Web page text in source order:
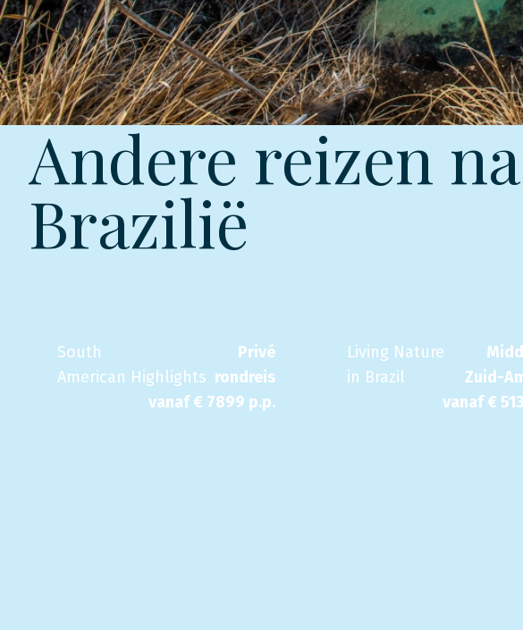
Andere reizen
Brazilië
South
American Highlights
Privé
rondreis
vanaf € 7899 p.p.
Living Nature
in Brazil
Zuid-
vanaf €